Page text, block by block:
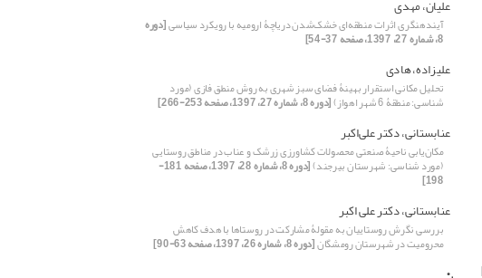
علیان، مهدی
آیندهنگری اثرات منطقه‌ای خشک‌‌شدن دریاچۀ ارومیه با رویکرد سیاسی[دوره
8، شماره 27، 1397، صفحه 37-54]
علیزاده، هادی
تحلیل مکانی استقرار بهینۀ فضای سبز شهری به روش منطق فازی (مورد
شناسی: منطقۀ 6 شهر اهواز) [دوره 8، شماره 27، 1397، صفحه 253-266]
عنابستانی، دکتر علی‌‌اکبر
مکان‌‌یابی ناحیۀ صنعتی محصولات کشاورزی زرشک و عناب در مناطق روستایی
(مورد شناسی: شهرستان بیرجند) [دوره 8، شماره 28، 1397، صفحه 181-
198]
عنابستانی، دکتر علی اکبر
بررسی نگرش روستاییان به مقولۀ مشارکت در روستاها با هدف کاهش
محرومیت در شهرستان رومشگان[دوره 8، شماره 26، 1397، صفحه 63-90]